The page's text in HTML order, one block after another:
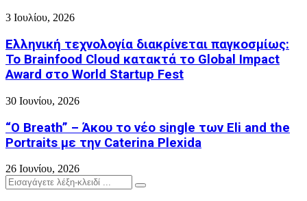
3 Ιουλίου, 2026
Ελληνική τεχνολογία διακρίνεται παγκοσμίως:
Το Brainfood Cloud κατακτά το Global Impact
Award στο World Startup Fest
30 Ιουνίου, 2026
“O Breath” – Άκου το νέο single των Eli and the
Portraits με την Caterina Plexida
26 Ιουνίου, 2026
Search
for:
Search